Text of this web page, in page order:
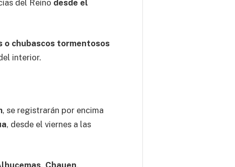
del Reino desde el
o chubascos tormentosos
interior.
, se registrarán por encima
, desde el viernes a las